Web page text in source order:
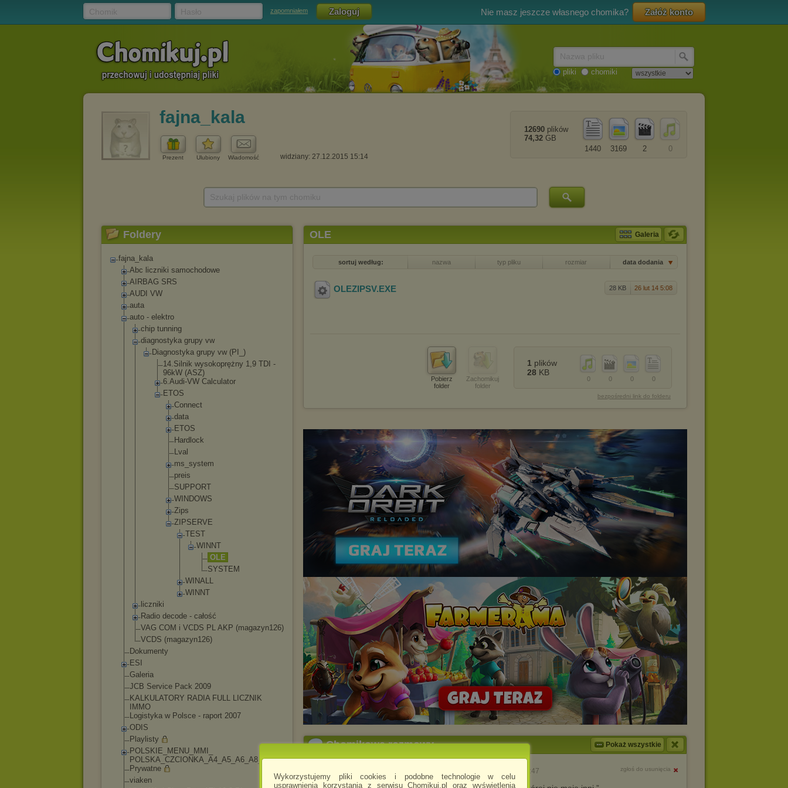
Wykorzystujemy pliki cookies i podobne technologie w celu
usprawnienia korzystania z serwisu Chomikuj.pl oraz wyświetlenia
zapomniałem Nie masz jeszcze własnego chomika? Załóż konto
pliki chomiki
fajna_kala
Prezent Ulubiony Wiadomość widziany: 27.12.2015 15:14
0
2
3169
1440
12690 plików
74,32 GB
Foldery
fajna_kala
Abc liczniki samochodowe
AIRBAG SRS
AUDI VW
auta
auto - elektro
chip tunning
diagnostyka grupy vw
Diagnostyka grupy vw (PI_)
14.Silni k wysokoprężny 1,9 TDI -
96kW (ASZ)
6.Audi-VW Calculator
ETOS
Connect
data
ETOS
Hardl ock
Lval
ms_system
preis
SUPPORT
WINDOWS
Zips
ZIPSE RVE
TEST
W N NT
OLE
SYSTE M
WI NALL
WI NNT
liczniki
Radio decode - całość
VAG COM i VCDS PL AKP (magazyn126)
VCDS (magazyn126)
Dokumenty
ESI
Galeria
JCB Service Pack 2009
KALKULATORY RADIA FULL LICZNIK
IMMO
Logistyka w Polsce - raport 2007
ODIS
Playlisty
POLSKIE_MENU_MMI_
POLSKA_CZCIONKA_A4_A5_A6_A8_Q7
Prywatne
viaken
OLE Galeria
sortuj według: nazwa typ pliku rozmiar data dodania
28 KB 26 lut 14 5:08
OLEZIPSV.EXE
Pobierz
folder
Zachomikuj
folder
0
0
0
0
1 plików
28 KB
bezpośredni link do folderu
Chomikowe rozmowy Pokaż wszystkie
napisano 11.10.2013 22:47 zgłoś do usunięcia